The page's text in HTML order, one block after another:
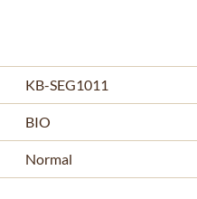
KB-SEG1011
BIO
Normal